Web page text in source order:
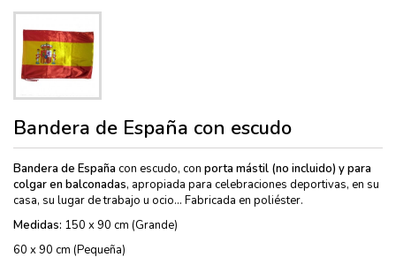
Bandera de España con escudo
Bandera de España con escudo, con porta mástil (no incluido) y para
colgar en balconadas, apropiada para celebraciones deportivas, en su
casa, su lugar de trabajo u ocio... Fabricada en poliéster.
Medidas: 150 x 90 cm (Grande)
60 x 90 cm (Pequeña)